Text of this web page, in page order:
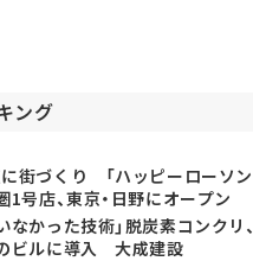
ング
街づくり 「ハッピーローソン
1号店、東京・日野にオープン
なかった技術」脱炭素コンクリ、
ビルに導入 大成建設